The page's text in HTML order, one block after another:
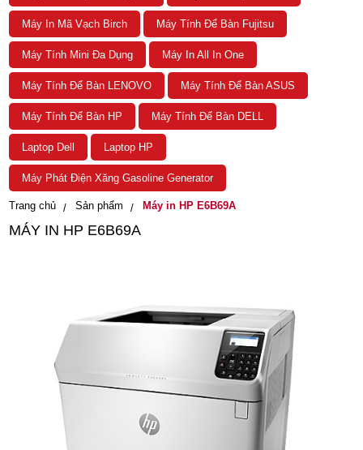
Máy In Mã Vạch Birch Máy Tính Để Bàn Fujitsu
Máy Tính Mini Đa Dụng Máy In All In One
Máy Tính Để Bàn LENOVO Máy Tính Để Bàn ASUS
Máy Tính Để Bàn HP Máy Tính Để Bàn DELL
Laptop Dell Laptop HP
Máy Phát Điện Xăng Gasoline Generator
Trang chủ Sản phẩm Máy in HP E6B69A
MÁY IN HP E6B69A